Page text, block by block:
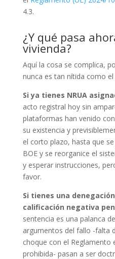
4.3.
¿Y qué pasa
vivienda?
Aquí la cosa se complica,
nunca es tan nítida como
Si ya tienes NRUA
acto registral hoy sin
plataformas han venido
su existencia y
el corto plazo, hasta que
BOE y se reorganice el
y esperar instrucciones,
favor.
Si tienes una
calificación negativa
sentencia es una palanca
argumentos del fallo -falta
choque con el Reglamento
prohibida- pasan a ser